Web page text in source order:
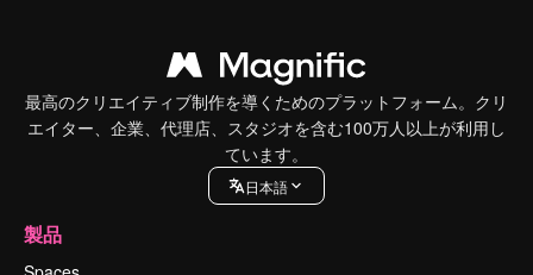
最高のクリエイティブ制作を導くためのプラットフォーム。クリ
エイター、企業、代理店、スタジオを含む100万人以上が利用し
ています。
日本語
製品